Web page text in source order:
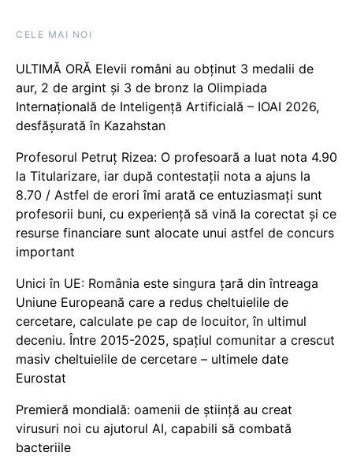
CELE MAI NOI
ULTIMĂ ORĂ Elevii români au obținut 3 medalii de
aur, 2 de argint și 3 de bronz la Olimpiada
Internațională de Inteligență Artificială – IOAI 2026,
desfășurată în Kazahstan
Profesorul Petruț Rizea: O profesoară a luat nota 4.90
la Titularizare, iar după contestații nota a ajuns la
8.70 / Astfel de erori îmi arată ce entuziasmați sunt
profesorii buni, cu experiență să vină la corectat și ce
resurse financiare sunt alocate unui astfel de concurs
important
Unici în UE: România este singura țară din întreaga
Uniune Europeană care a redus cheltuielile de
cercetare, calculate pe cap de locuitor, în ultimul
deceniu. Între 2015-2025, spațiul comunitar a crescut
masiv cheltuielile de cercetare – ultimele date
Eurostat
Premieră mondială: oamenii de știință au creat
virusuri noi cu ajutorul AI, capabili să combată
bacteriile